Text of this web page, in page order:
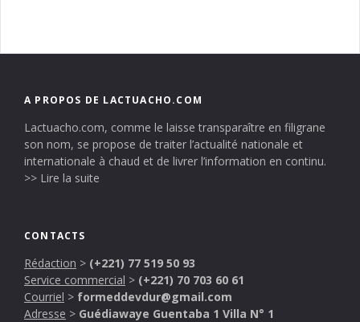
A PROPOS DE LACTUACHO.COM
Lactuacho.com, comme le laisse transparaître en filigrane
son nom, se propose de traiter l’actualité nationale et
internationale à chaud et de livrer l’information en continu.
>> Lire la suite
CONTACTS
Rédaction > (+221) 77 519 50 93
Service commercial > (+221) 70 703 60 61
Courriel > formeddevdur@gmail.com
Adresse > Guédiawaye Guentaba 1 Villa N° 1